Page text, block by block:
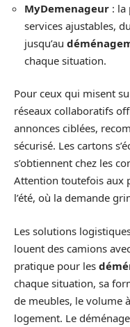
MyDemenageur : la
services ajustables,
jusqu’au
chaque situation.
Pour ceux qui misent
réseaux collaboratifs
annonces ciblées,
sécurisé. Les cartons
s’obtiennent chez les
Attention toutefois aux
l’été, où la demande
Les solutions
louent des camions
pratique pour les
chaque situation, sa
de meubles, le volume
logement. Le